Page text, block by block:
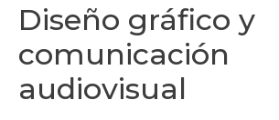
Diseño gráfico y
comunicación
audiovisual